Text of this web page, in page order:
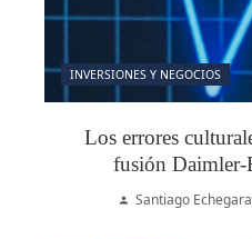
INVERSIONES Y NEGOCIOS
Los errores
fusión
Santiago